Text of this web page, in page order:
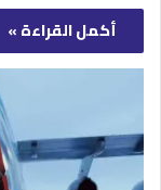
أكمل القراءة »